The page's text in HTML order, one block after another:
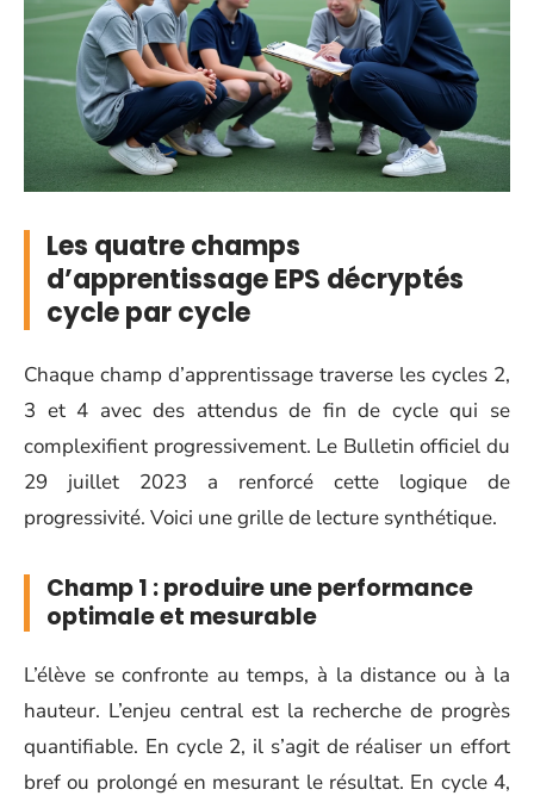
Les quatre champs
d’apprentissage EPS décryptés
cycle par cycle
Chaque champ d’apprentissage traverse les cycles 2,
3 et 4 avec des attendus de fin de cycle qui se
complexifient progressivement. Le Bulletin officiel du
29 juillet 2023 a renforcé cette logique de
progressivité. Voici une grille de lecture synthétique.
Champ 1 : produire une performance
optimale et mesurable
L’élève se confronte au temps, à la distance ou à la
hauteur. L’enjeu central est la recherche de progrès
quantifiable. En cycle 2, il s’agit de réaliser un effort
bref ou prolongé en mesurant le résultat. En cycle 4,